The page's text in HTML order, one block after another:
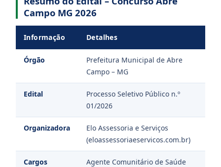
Campo MG 2026
Informação Detalhes
Órgão
Prefeitura Municipal de Abre
Campo – MG
Edital
Processo Seletivo Público n.º
01/2026
Organizadora
Elo Assessoria e Serviços
(eloassessoriaeservicos.com.br)
Cargos
Agente Comunitário de Saúde